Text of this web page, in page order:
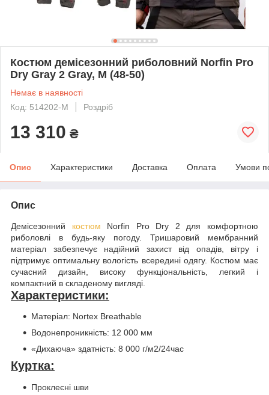
Костюм демісезонний риболовний Norfin Pro
Dry Gray 2 Gray, M (48-50)
Немає в наявності
Код: 514202-M
Роздріб
13 310 ₴
Опис Характеристики Доставка Оплата Умови
Опис
Демісезонний костюм Norfin Pro Dry 2 для комфортною
риболовлі в будь-яку погоду. Тришаровий мембранний
матеріал забезпечує надійний захист від опадів, вітру і
підтримує оптимальну вологість всередині одягу. Костюм має
сучасний дизайн, високу функціональність, легкий і
компактний в складеному вигляді.
Характеристики:
Матеріал: Nortex Breathable
Водонепроникність: 12 000 мм
«Дихаюча» здатність: 8 000 г/м2/24час
Куртка:
Проклеєні шви